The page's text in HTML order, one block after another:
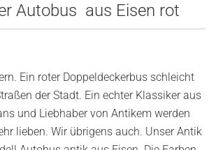
Autobus aus Eisen rot
Ein roter Doppeldeckerbus schleicht
der Stadt. Ein echter Klassiker aus
und Liebhaber von Antikem werden
lieben. Wir übrigens auch. Unser Antik